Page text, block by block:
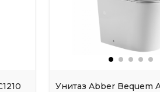
Унитаз Abber Bequem